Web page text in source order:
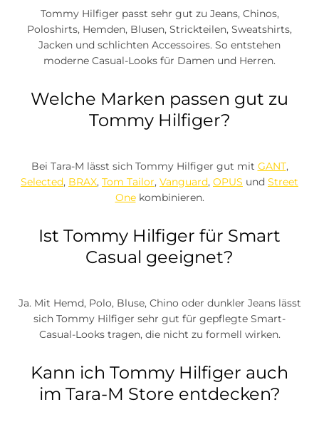
Tommy Hilfiger passt sehr gut zu Jeans, Chinos,
Poloshirts, Hemden, Blusen, Strickteilen, Sweatshirts,
Jacken und schlichten Accessoires. So entstehen
moderne Casual-Looks für Damen und Herren.
Welche Marken passen gut zu
Tommy Hilfiger?
Bei Tara-M lässt sich Tommy Hilfiger gut mit GANT,
Selected, BRAX, Tom Tailor, Vanguard, OPUS und Street
Onekombinieren.
Ist Tommy Hilfiger für Smart
Casual geeignet?
Ja. Mit Hemd, Polo, Bluse, Chino oder dunkler Jeans lässt
sich Tommy Hilfiger sehr gut für gepflegte Smart-
Casual-Looks tragen, die nicht zu formell wirken.
Kann ich Tommy Hilfiger auch
im Tara-M Store entdecken?